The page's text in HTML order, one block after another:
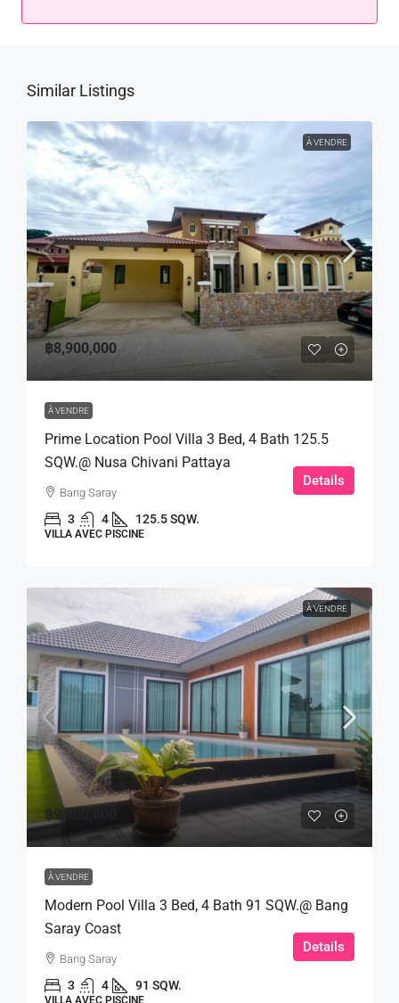
Similar Listings
À VENDRE
฿8,900,000
À VENDRE
Prime Location Pool Villa 3 Bed, 4 Bath 125.5
SQW.@ Nusa Chivani Pattaya
Bang Saray
3 4 125.5 SQW.
VILLA AVEC PISCINE
Details
À VENDRE
฿9,900,000
À VENDRE
Modern Pool Villa 3 Bed, 4 Bath 91 SQW.@ Bang
Saray Coast
Bang Saray
3 4 91 SQW.
VILLA AVEC PISCINE
Details